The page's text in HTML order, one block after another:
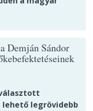
Demján Sándor
lehető legrövidebb